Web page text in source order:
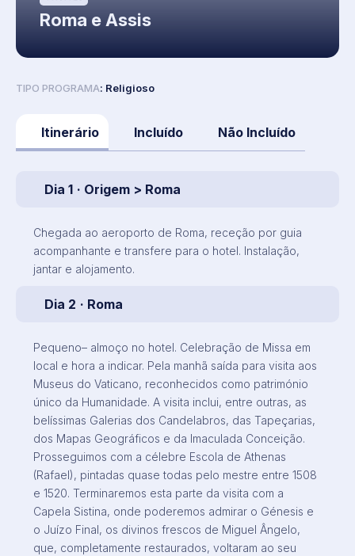
Roma e Assis
TIPO PROGRAMA: Religioso
Itinerário Incluído Não Incluído
Dia 1 · Origem > Roma
Chegada ao aeroporto de Roma, receção por guia
acompanhante e transfere para o hotel. Instalação,
jantar e alojamento.
Dia 2 · Roma
Pequeno– almoço no hotel. Celebração de Missa em
local e hora a indicar. Pela manhã saída para visita aos
Museus do Vaticano, reconhecidos como património
único da Humanidade. A visita inclui, entre outras, as
belíssimas Galerias dos Candelabros, das Tapeçarias,
dos Mapas Geográficos e da Imaculada Conceição.
Prosseguimos com a célebre Escola de Athenas
(Rafael), pintadas quase todas pelo mestre entre 1508
e 1520. Terminaremos esta parte da visita com a
Capela Sistina, onde poderemos admirar o Génesis e
o Juízo Final, os divinos frescos de Miguel Ângelo,
que, completamente restaurados, voltaram ao seu